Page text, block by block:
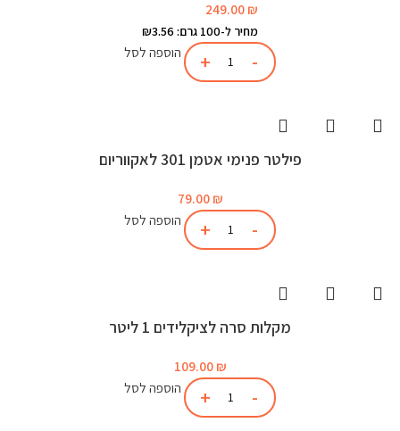
249.00 ₪
מחיר ל-100 גרם: ₪3.56
הוספה לסל
פילטר פנימי אטמן 301 לאקווריום
79.00 ₪
הוספה לסל
מקלות סרה לציקלידים 1 ליטר
109.00 ₪
הוספה לסל